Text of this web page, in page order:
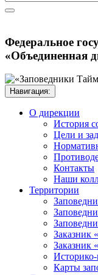
Федеральное
«Объединенная
Навигация:
О дирекции
История
Цели и
Контакты
Наши
Территории
Заказник
Заказник
Карты